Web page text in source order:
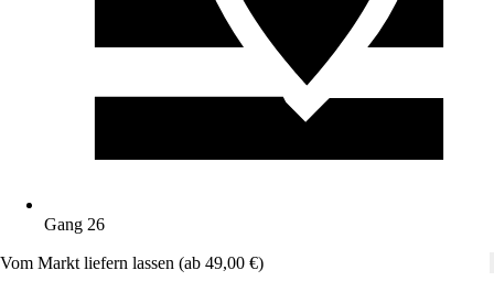
Gang 26
Vom Markt liefern lassen (ab 49,00 €)